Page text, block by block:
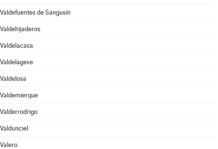
Valdefuentes de Sangusín
Valdehijaderos
Valdelacasa
Valdelageve
Valdelosa
Valdemierque
Valderrodrigo
Valdunciel
Valero